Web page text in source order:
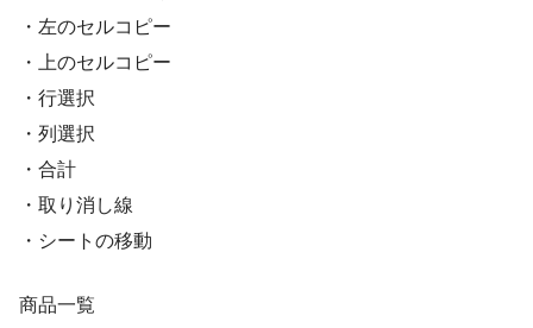
・左のセルコピー
・上のセルコピー
・行選択
・列選択
・合計
・取り消し線
・シートの移動
商品一覧